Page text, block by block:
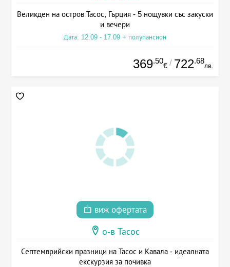
Великден на остров Тасос, Гърция - 5 нощувки със закуски
и вечери
Дата: 12.09 - 17.09 + полупансион
369.50
€ / 722.68
лв.
виж офертата
о-в Тасос
Септемврийски празници на Тасос и Кавала - идеалната
екскурзия за почивка